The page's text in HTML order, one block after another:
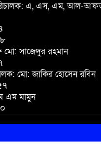
পরিচালক: এ, এস, এম, আল-
মো: সাজেদুর রহমান
মো: জাকির হোসেন রবিন
এম মামুন